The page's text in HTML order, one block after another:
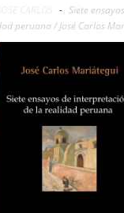
- Siete
peruana / José Carlos